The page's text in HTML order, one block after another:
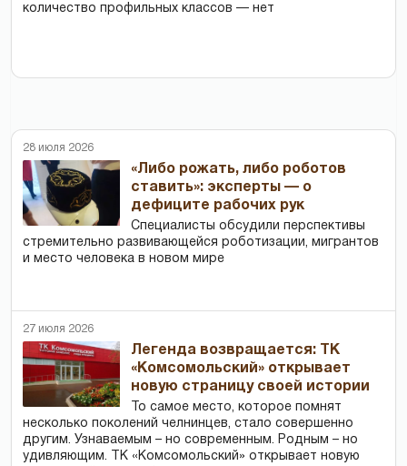
количество профильных классов — нет
28 июля 2026
«Либо рожать, либо роботов
ставить»: эксперты — о
дефиците рабочих рук
Специалисты обсудили перспективы
стремительно развивающейся роботизации, мигрантов
и место человека в новом мире
27 июля 2026
Легенда возвращается: ТК
«Комсомольский» открывает
новую страницу своей истории
То самое место, которое помнят
несколько поколений челнинцев, стало совершенно
другим. Узнаваемым – но современным. Родным – но
удивляющим. ТК «Комсомольский» открывает новую